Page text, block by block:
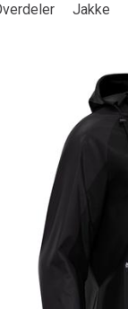
Jakke